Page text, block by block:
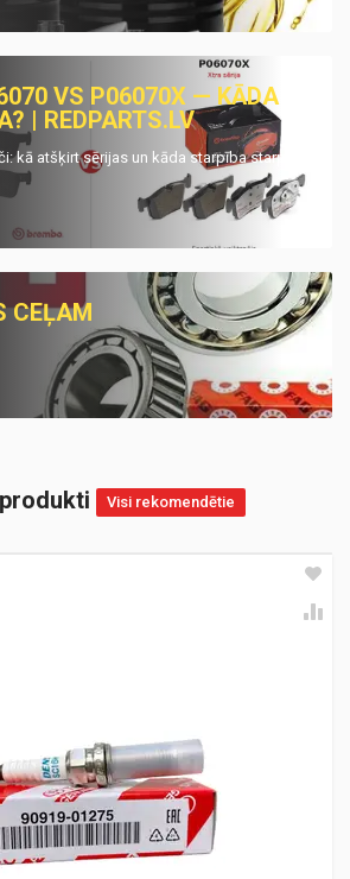
VS P06070X — KĀDA
| REDPARTS.LV
kā atšķirt sērijas un kāda starpība starp
CEĻAM
Visi rekomendētie